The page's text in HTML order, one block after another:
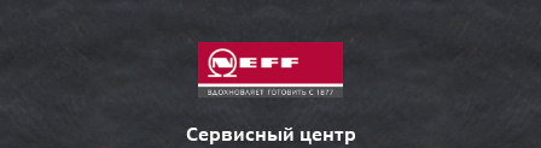
Сервисный центр